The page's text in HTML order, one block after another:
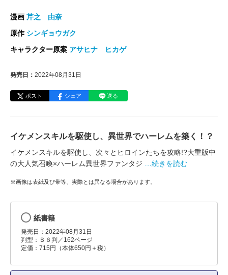
漫画 芹之 由奈
原作 シンギョウガク
キャラクター原案 アサヒナ ヒカゲ
発売日： 2022年08月31日
ポスト シェア 送る
イケメンスキルを駆使し、異世界でハーレムを築く！？
イケメンスキルを駆使し、次々とヒロインたちを攻略!?大重版中
の大人気召喚×ハーレム異世界ファンタジ
…続きを読む
※画像は表紙及び帯等、実際とは異なる場合があります。
紙書籍
発売日：2022年08月31日
判型：Ｂ６判／162ページ
定価：715円（本体650円＋税）